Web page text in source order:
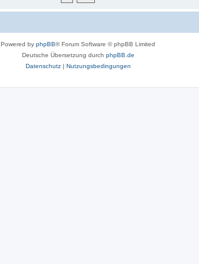
Powered by phpBB® Forum Software © phpBB Limited
Deutsche Übersetzung durch phpBB.de
Datenschutz| Nutzungsbedingungen